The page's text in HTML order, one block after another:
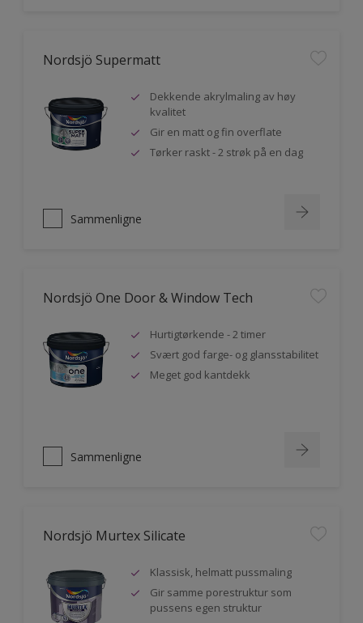
Nordsjö Supermatt
Dekkende akrylmaling av høy
kvalitet
Gir en matt og fin overflate
Tørker raskt - 2 strøk på en dag
Sammenligne
Nordsjö One Door & Window Tech
Hurtigtørkende - 2 timer
Svært god farge- og glansstabilitet
Meget god kantdekk
Sammenligne
Nordsjö Murtex Silicate
Klassisk, helmatt pussmaling
Gir samme porestruktur som
pussens egen struktur